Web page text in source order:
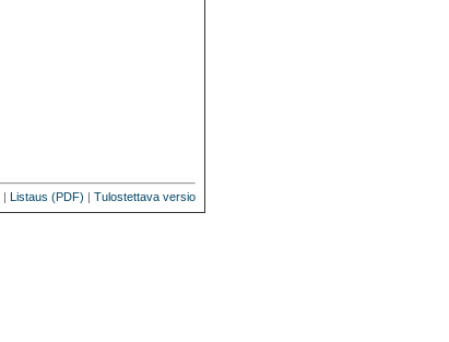
| Listaus (PDF) | Tulostettava versio